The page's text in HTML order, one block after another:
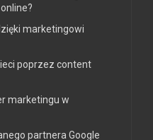
marketingowi
poprzez content
marketingu w
partnera Google